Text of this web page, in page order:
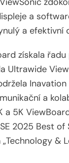
a
a efektivní
získala
Ultrawide
a
a 5K
2025 Best of
&